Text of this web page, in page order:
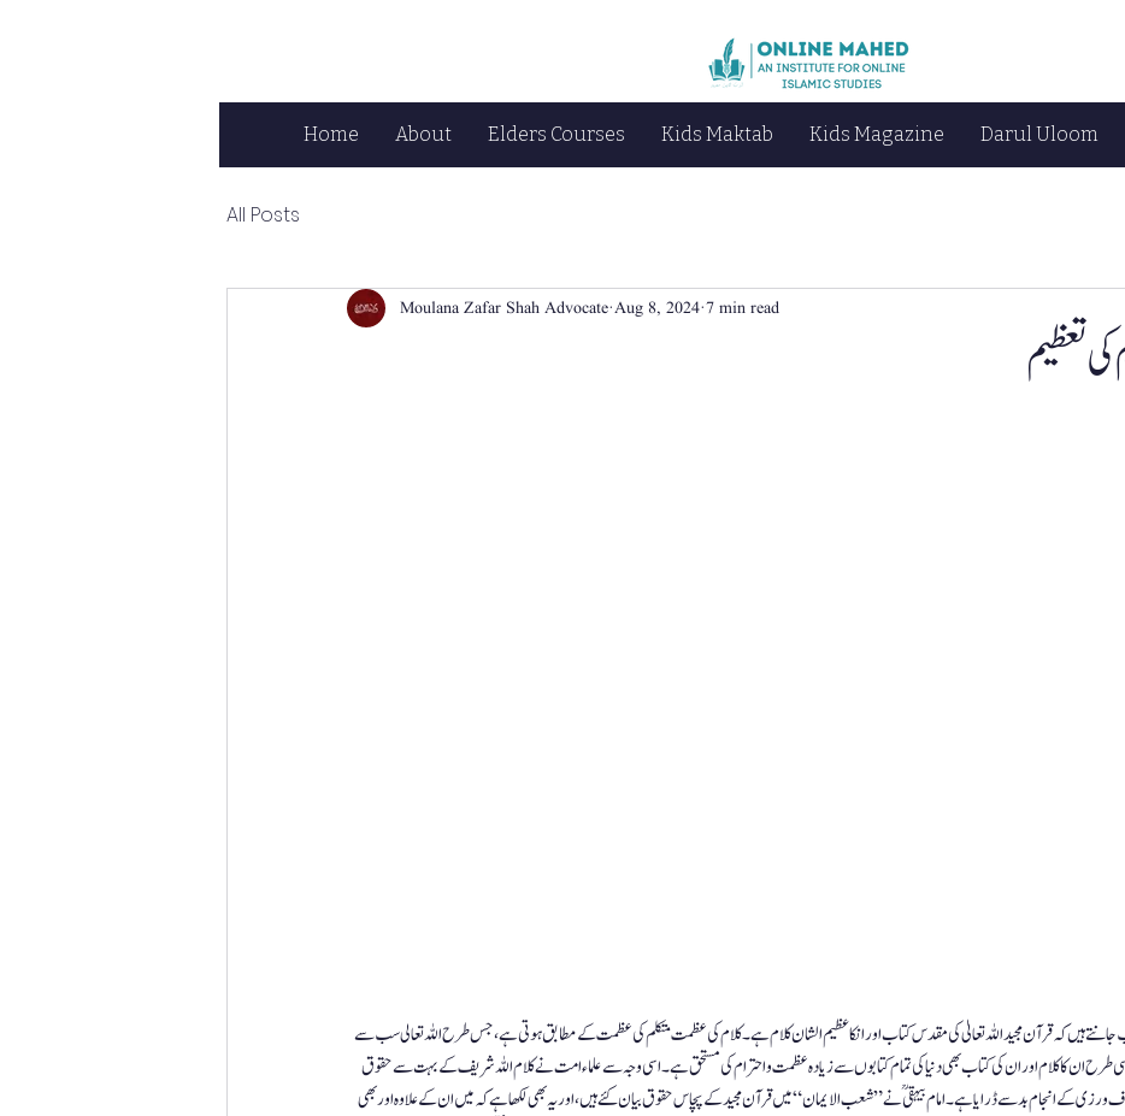
Home About Elders Courses Kids Maktab Kids Magazine Darul Uloom
All Posts
تعظیم
Moulana Zafar Shah Advocate Aug 8, 2024 7 min read
ہیں کہ قرآن مجید اللہ تعالیٰ کی مقدس کتاب اور انکا عظیم الشان کلام ہے۔ کلام کی عظمت متکلم کی عظمت کے مطابق ہوتی ہے، جس طرح اللہ تعالی سب سے
اسی طرح ان کا کلام اور ان کی کتاب بھی دنیا کی تمام کتابوں سے زیادہ عظمت و احترام کی مستحق ہے۔ اسی وجہ سے علماء امت نے کلام اللہ شریف کے بہت سے حقوق
ورزی کے انجام بد سے ڈرایا ہے ۔ امام بیہقیؒ نے ”شعب الایمان“ میں قرآن مجید کے پچاس حقوق بیان کئے ہیں، اور یہ بھی لکھا ہے کہ میں ان کے علاوہ اور بھی